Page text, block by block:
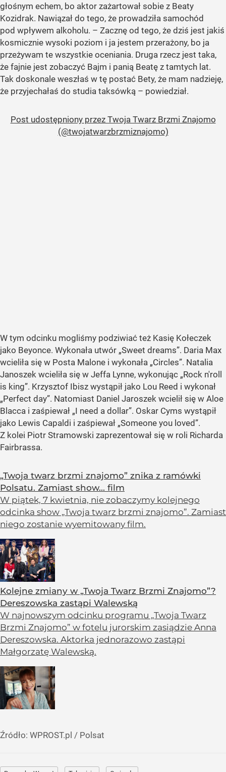
głośnym echem, bo aktor zażartował sobie z Beaty
Kozidrak. Nawiązał do tego, że prowadziła samochód
pod wpływem alkoholu. – Zacznę od tego, że dziś jest jakiś
kosmicznie wysoki poziom i ja jestem przerażony, bo ja
przeżywam te wszystkie oceniania. Druga rzecz jest taka,
że fajnie jest zobaczyć Bajm i panią Beatę z tamtych lat.
Tak doskonale weszłaś w tę postać Bety, że mam nadzieję,
że przyjechałaś do studia taksówką – powiedział.
Post udostępniony przez Twoja Twarz Brzmi Znajomo
(@twojatwarzbrzmiznajomo)
W tym odcinku mogliśmy podziwiać też Kasię Kołeczek
jako Beyonce. Wykonała utwór „Sweet dreams”. Daria Max
wcieliła się w Posta Malone i wykonała „Circles”. Natalia
Janoszek wcieliła się w Jeffa Lynne, wykonując „Rock n'roll
is king”. Krzysztof Ibisz wystąpił jako Lou Reed i wykonał
„Perfect day”. Natomiast Daniel Jaroszek wcielił się w Aloe
Blacca i zaśpiewał „I need a dollar”. Oskar Cyms wystąpił
jako Lewis Capaldi i zaśpiewał „Someone you loved”.
Z kolei Piotr Stramowski zaprezentował się w roli Richarda
Fairbrassa.
„Twoja twarz brzmi znajomo” znika z ramówki
Polsatu. Zamiast show... film
W piątek, 7 kwietnia, nie zobaczymy kolejnego
odcinka show „Twoja twarz brzmi znajomo”. Zamiast
niego zostanie wyemitowany film.
Kolejne zmiany w „Twoja Twarz Brzmi Znajomo”?
Dereszowska zastąpi Walewską
W najnowszym odcinku programu „Twoja Twarz
Brzmi Znajomo” w fotelu jurorskim zasiądzie Anna
Dereszowska. Aktorka jednorazowo zastąpi
Małgorzatę Walewską.
Źródło: WPROST.pl / Polsat